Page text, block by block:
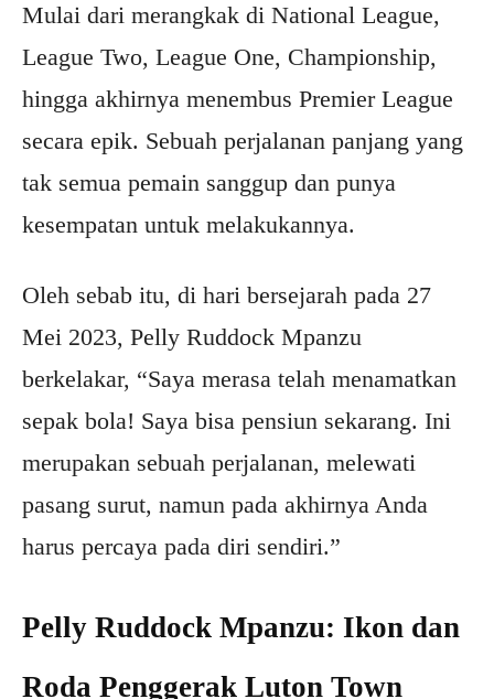
Mulai dari merangkak di National League,
League Two, League One, Championship,
hingga akhirnya menembus Premier League
secara epik. Sebuah perjalanan panjang yang
tak semua pemain sanggup dan punya
kesempatan untuk melakukannya.
Oleh sebab itu, di hari bersejarah pada 27
Mei 2023, Pelly Ruddock Mpanzu
berkelakar, “Saya merasa telah menamatkan
sepak bola! Saya bisa pensiun sekarang. Ini
merupakan sebuah perjalanan, melewati
pasang surut, namun pada akhirnya Anda
harus percaya pada diri sendiri.”
Pelly Ruddock Mpanzu: Ikon dan
Roda Penggerak Luton Town